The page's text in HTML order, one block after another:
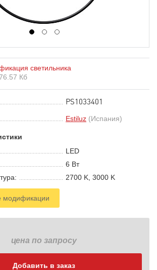
светильника
Кб
PS1033401
Estiluz (Испания)
LED
6 Вт
2700 K, 3000 K
модификации
цена по запросу
Добавить в заказ